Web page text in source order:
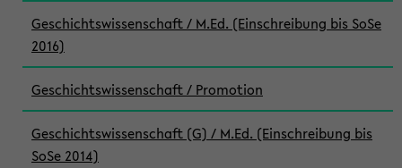
Geschichtswissenschaft / M.Ed. (Einschreibung bis SoSe
2016)
Geschichtswissenschaft / Promotion
Geschichtswissenschaft (G) / M.Ed. (Einschreibung bis
SoSe 2014)